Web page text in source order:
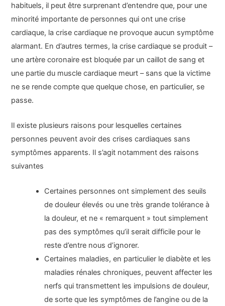
habituels, il peut être surprenant d’entendre que, pour une
minorité importante de personnes qui ont une crise
cardiaque, la crise cardiaque ne provoque aucun symptôme
alarmant. En d’autres termes, la crise cardiaque se produit –
une artère coronaire est bloquée par un caillot de sang et
une partie du muscle cardiaque meurt – sans que la victime
ne se rende compte que quelque chose, en particulier, se
passe.
Il existe plusieurs raisons pour lesquelles certaines
personnes peuvent avoir des crises cardiaques sans
symptômes apparents. Il s’agit notamment des raisons
suivantes
Certaines personnes ont simplement des seuils
de douleur élevés ou une très grande tolérance à
la douleur, et ne « remarquent » tout simplement
pas des symptômes qu’il serait difficile pour le
reste d’entre nous d’ignorer.
Certaines maladies, en particulier le diabète et les
maladies rénales chroniques, peuvent affecter les
nerfs qui transmettent les impulsions de douleur,
de sorte que les symptômes de l’angine ou de la